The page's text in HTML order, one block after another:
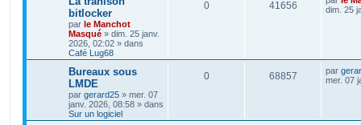
bitlocker
par le Manchot
Masqué » dim. 25 janv.
2026, 02:02 » dans
Café Lug68
0 41656
dim. 25
Bureaux sous
LMDE
par gerard25 » mer. 07
janv. 2026, 08:58 » dans
Sur un logiciel
0 68857 par
mer. 07